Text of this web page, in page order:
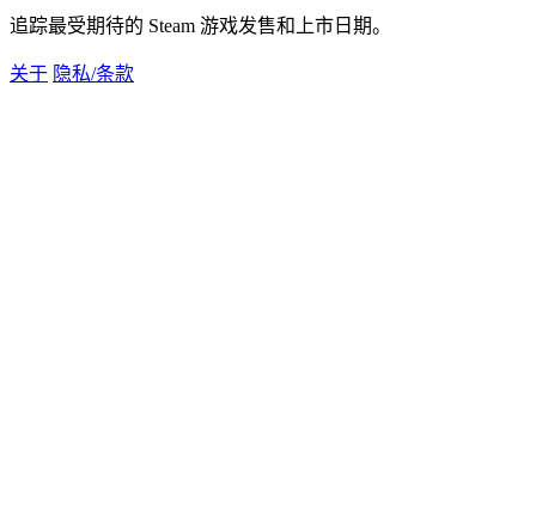
追踪最受期待的 Steam 游戏发售和上市日期。
关于 隐私/条款